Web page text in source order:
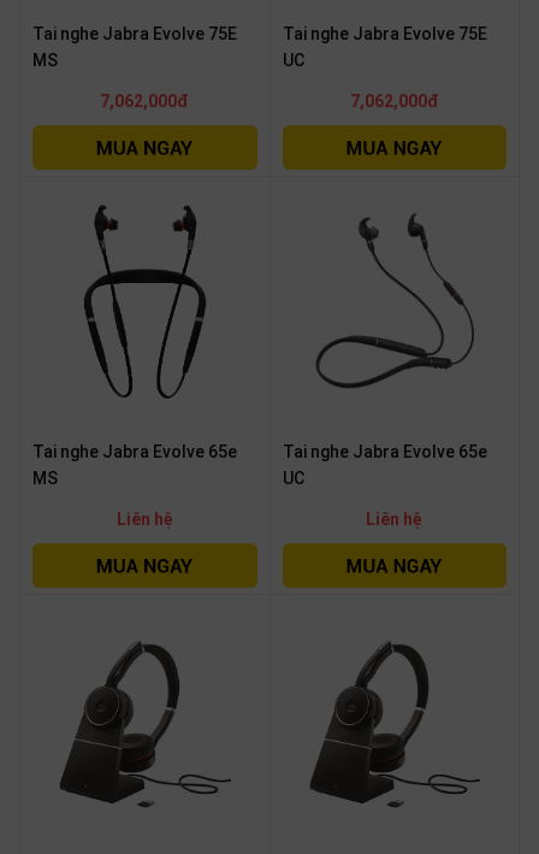
Tai nghe Jabra Evolve 75E
MS
7,062,000đ
Tai nghe Jabra Evolve 75E
UC
7,062,000đ
Tai nghe Jabra Evolve 65e
MS
Liên hệ
Tai nghe Jabra Evolve 65e
UC
Liên hệ